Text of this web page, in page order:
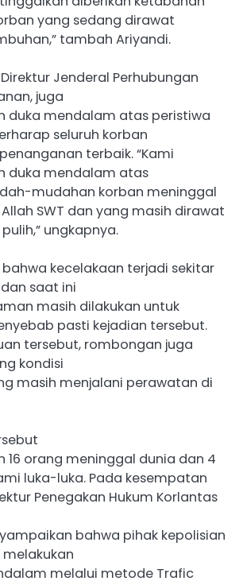
yang sedang dirawat
tambah Ariyandi.
Jenderal Perhubungan
juga
duka mendalam atas peristiwa
seluruh korban
terbaik. “Kami
duka mendalam atas
mudahan korban meninggal
SWT dan yang masih dirawat
ungkapnya.
kecelakaan terjadi sekitar
dan saat ini
masih dilakukan untuk
pasti kejadian tersebut.
tersebut, rombongan juga
kondisi
masih menjalani perawatan di
16 orang meninggal dunia dan 4
luka-luka. Pada kesempatan
Penegakan Hukum Korlantas
bahwa pihak kepolisian
melalui metode Trafic